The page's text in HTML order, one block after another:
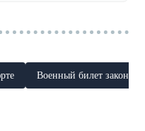
Военный билет законно